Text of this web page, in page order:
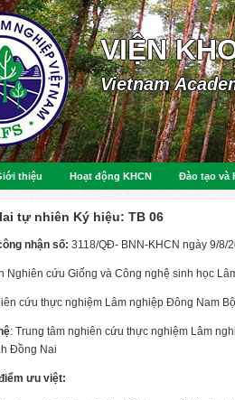
VIỆN
Vietnam
thiệu Hoạt động KHCN Đào tạo và
tự nhiên Ký hiệu: TB 06
nhận số: 3118/QĐ- BNN-KHCN ngày 9/8/
Nghiên cứu Giống và Công nghệ sinh học
cứu thực nghiệm Lâm nghiệp Đông Nam Bộ
: Trung tâm nghiên cứu thực nghiệm Lâm
Đồng Nai
ưu việt: